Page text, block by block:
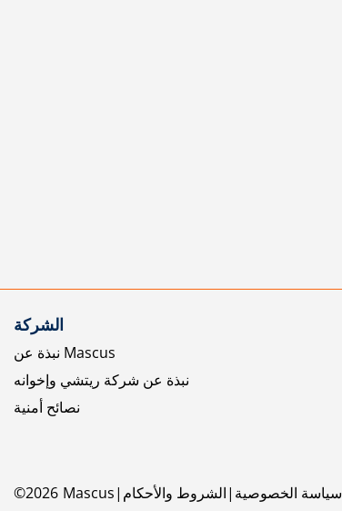
الشركة
نبذة عن Mascus
نبذة عن شركة ريتشي وإخوانه
نصائح أمنية
©2026 Mascus الشروط والأحكام سياسة الخصوصية